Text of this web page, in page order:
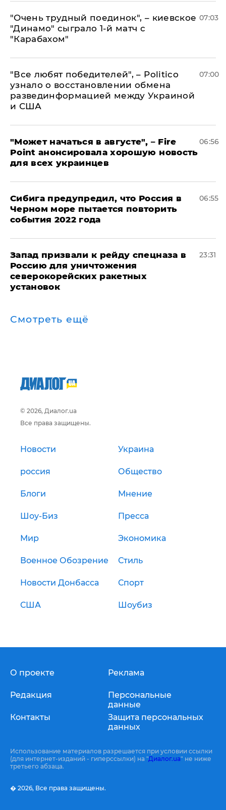
"Очень трудный поединок", – киевское
"Динамо" сыграло 1-й матч с
"Карабахом"
07:03
​"Все любят победителей", – Politico
узнало о восстановлении обмена
развединформацией между Украиной
и США
07:00
"Может начаться в августе", – Fire
Point анонсировала хорошую новость
для всех украинцев
06:56
Сибига предупредил, что Россия в
Черном море пытается повторить
события 2022 года
06:55
Запад призвали к рейду спецназа в
Россию для уничтожения
северокорейских ракетных
установок
23:31
Смотреть ещё
© 2026, Диалог.ua
Все права защищены.
Новости Украина
россия Общество
Блоги Мнение
Шоу-Биз Пресса
Мир Экономика
Военное Обозрение Стиль
Новости Донбасса Спорт
США Шоубиз
О проекте
Редакция
Контакты
Реклама
Персональные
данные
Защита персональных
данных
Использование материалов разрешается при условии ссылки
(для интернет-изданий - гиперссылки) на "Диалог.ua" не ниже
третьего абзаца.
� 2026, Все права защищены.